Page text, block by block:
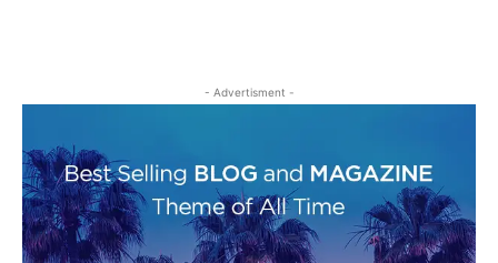
- Advertisment -